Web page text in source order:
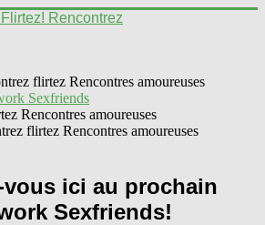
Rencontrez
Sexfriends
vous ici au prochain
Sexfriends!